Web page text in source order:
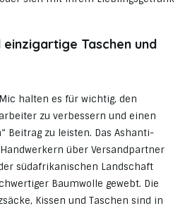
Taschen und
halten es für wichtig, den
zu verbessern und einen
Beitrag zu leisten. Das Ashanti-
über Versandpartner
südafrikanischen Landschaft
Baumwolle gewebt. Die
Kissen und Taschen sind in